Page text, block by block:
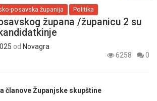
posavska županija Politika
župana /županicu 2 su
od Novagra
6258
0
članove Županjske skupštine